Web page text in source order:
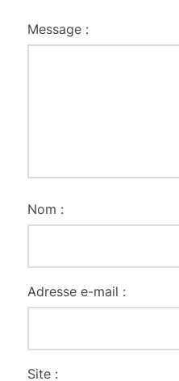
Message :
Nom :
Adresse e-mail :
Site :